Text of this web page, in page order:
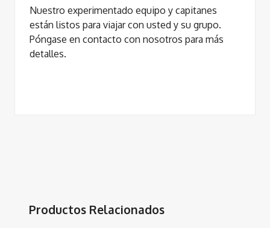
Nuestro experimentado equipo y capitanes
están listos para viajar con usted y su grupo.
Póngase en contacto con nosotros para más
detalles.
Productos Relacionados